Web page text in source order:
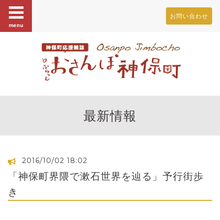
menu
お問い合わせ
最新情報
2016/10/02 18:02
「神保町界隈で漱石世界を辿る」予行街歩
き